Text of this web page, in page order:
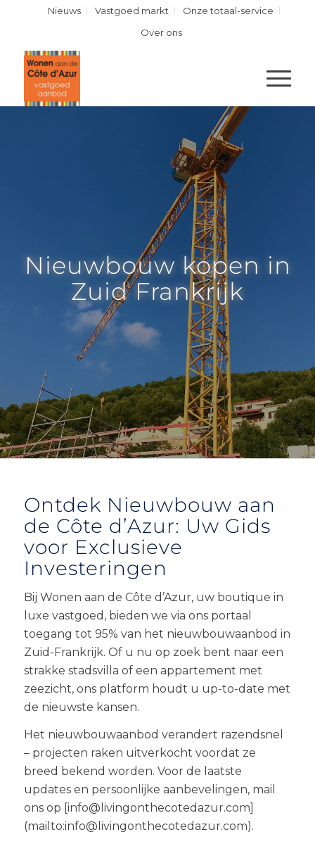
Nieuws Vastgoed markt
Onze totaal-service
Over ons
Nieuwbouw kopen in
Zuid Frankrijk
Ontdek Nieuwbouw aan
de Côte d’Azur: Uw Gids
voor Exclusieve
Investeringen
Bij Wonen aan de Côte d’Azur, uw boutique in
luxe vastgoed, bieden we via ons portaal
toegang tot 95% van het nieuwbouwaanbod in
Zuid-Frankrijk. Of u nu op zoek bent naar een
strakke stadsvilla of een appartement met
zeezicht, ons platform houdt u up-to-date met
de nieuwste kansen.
Het nieuwbouwaanbod verandert razendsnel
– projecten raken uitverkocht voordat ze
breed bekend worden. Voor de laatste
updates en persoonlijke aanbevelingen, mail
ons op [info@livingonthecotedazur.com]
(mailto:info@livingonthecotedazur.com).